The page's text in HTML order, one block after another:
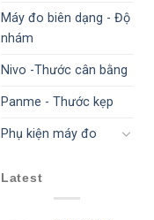
Máy đo biên dạng - Độ
nhám
Nivo -Thước cân bằng
Panme - Thước kẹp
Phụ kiện máy đo
Latest